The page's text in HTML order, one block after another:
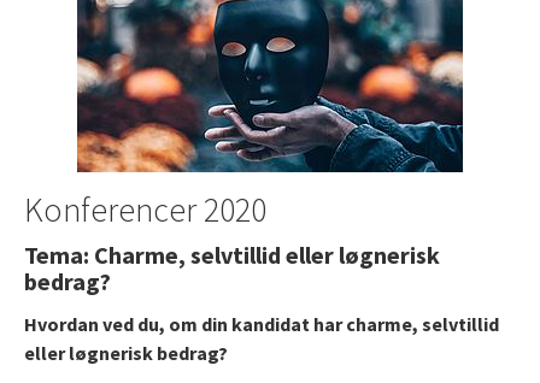
Konferencer 2020
Tema: Charme, selvtillid eller løgnerisk
bedrag?
Hvordan ved du, om din kandidat har charme, selvtillid
eller løgnerisk bedrag?